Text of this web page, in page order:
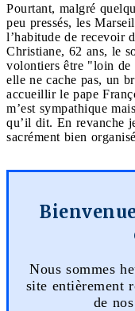
Pourtant, malgré
peu pressés, les
l’habitude de recevoir
Christiane, 62 ans, le
volontiers être "loin de
elle ne cache pas, un
accueillir le pape
m’est sympathique
qu’il dit. En revanche
sacrément bien
Nous sommes
site entièrement
de